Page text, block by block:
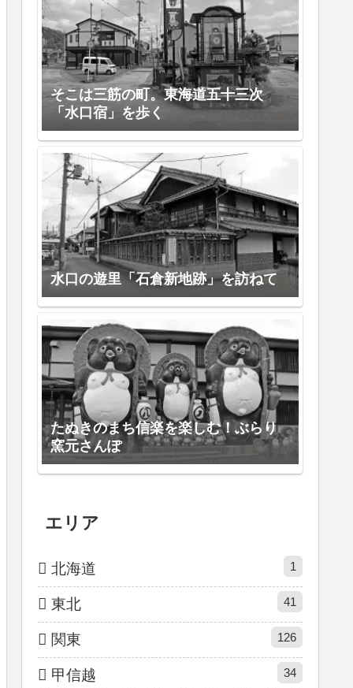
そこは三筋の町。東海道五十三次
「水口宿」を歩く
水口の遊里「石倉新地跡」を訪ねて
たぬきのまち信楽を楽しむ！ぶらり
窯元さんぽ
エリア
北海道 1
東北 41
関東 126
甲信越 34